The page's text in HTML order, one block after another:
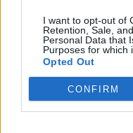
I want to opt-out of
Retention, Sale,
Personal Data that
Purposes for which
Opted Out
CONFIRM
Žinios | Lietuvos diena